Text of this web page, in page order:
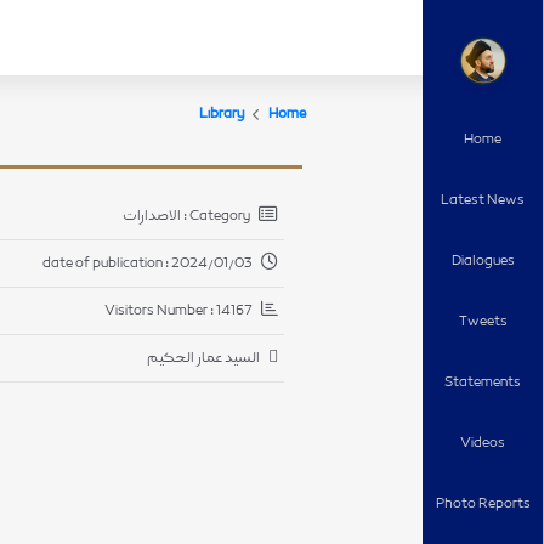
Home
Latest News
Dialogues
Tweets
Statements
Videos
Photo Reports
Home
Library
Category : الاصدارات
Visitors Number : 14167
السيد عمار الحكيم